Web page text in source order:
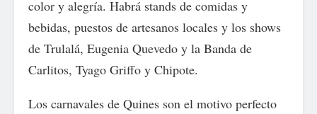
color y alegría. Habrá stands de comidas y
bebidas, puestos de artesanos locales y los shows
de Trulalá, Eugenia Quevedo y la Banda de
Carlitos, Tyago Griffo y Chipote.
Los carnavales de Quines son el motivo perfecto